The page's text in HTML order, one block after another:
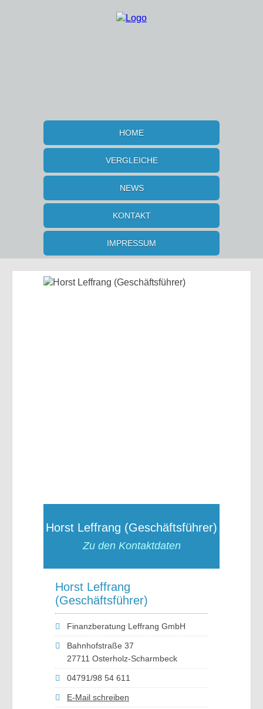
HOME
VERGLEICHE
NEWS
KONTAKT
IMPRESSUM
Horst Leffrang (Geschäftsführer)
Zu den Kontaktdaten
Horst Leffrang
(Geschäftsführer)
Finanzberatung Leffrang GmbH
Bahnhofstraße 37
27711 Osterholz-Scharmbeck
04791/98 54 611
E-Mail schreiben